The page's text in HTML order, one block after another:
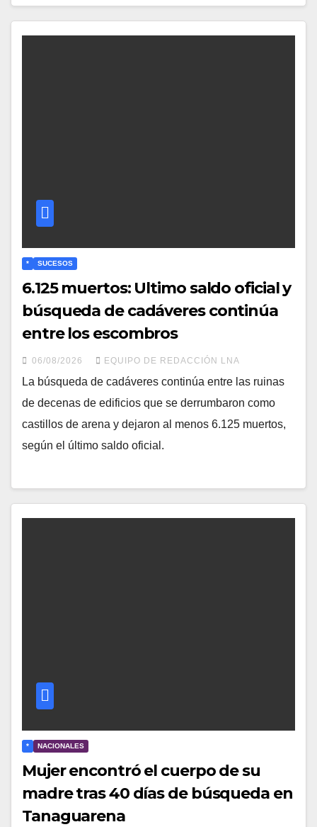
* SUCESOS
6.125 muertos: Ultimo saldo oficial y
búsqueda de cadáveres continúa
entre los escombros
06/08/2026 EQUIPO DE REDACCIÓN LNA
La búsqueda de cadáveres continúa entre las ruinas
de decenas de edificios que se derrumbaron como
castillos de arena y dejaron al menos 6.125 muertos,
según el último saldo oficial.
* NACIONALES
Mujer encontró el cuerpo de su
madre tras 40 días de búsqueda en
Tanaguarena